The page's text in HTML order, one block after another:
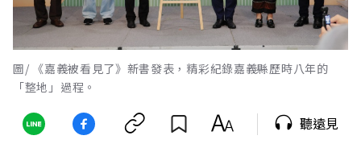
圖/ 《嘉義被看見了》新書發表，精彩紀錄嘉義縣歷時八年的
「整地」過程。
聽遠見